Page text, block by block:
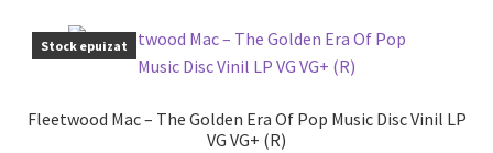
Stock epuizat
Fleetwood Mac – The Golden Era Of Pop Music Disc Vinil LP
VG VG+ (R)